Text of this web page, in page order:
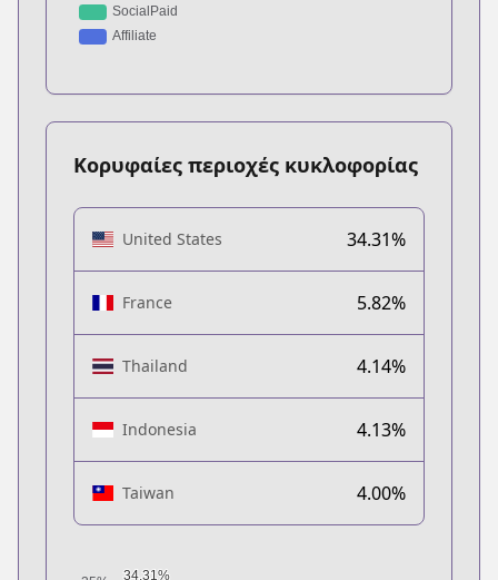
Κορυφαίες περιοχές κυκλοφορίας
United States 34.31%
France 5.82%
Thailand 4.14%
Indonesia 4.13%
Taiwan 4.00%